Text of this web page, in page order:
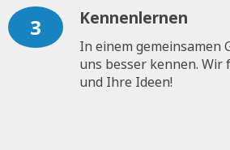
3 Kennenlernen
In einem gemeinsamen
uns besser kennen. Wir
und Ihre Ideen!